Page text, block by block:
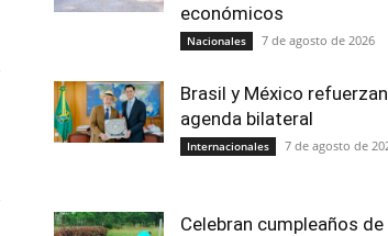
económicos
Nacionales 7 de agosto de 2026
Brasil y México refuerzan
agenda bilateral
Internacionales 7 de agosto de
Celebran cumpleaños de